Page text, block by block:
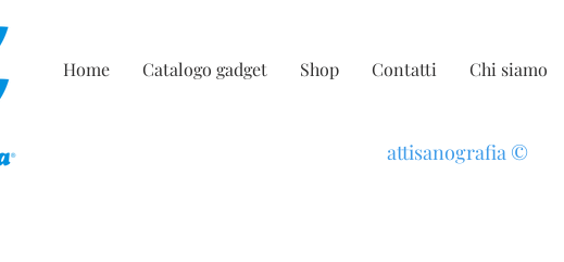
Home Catalogo gadget Shop Contatti Chi siamo
attisanografia ©